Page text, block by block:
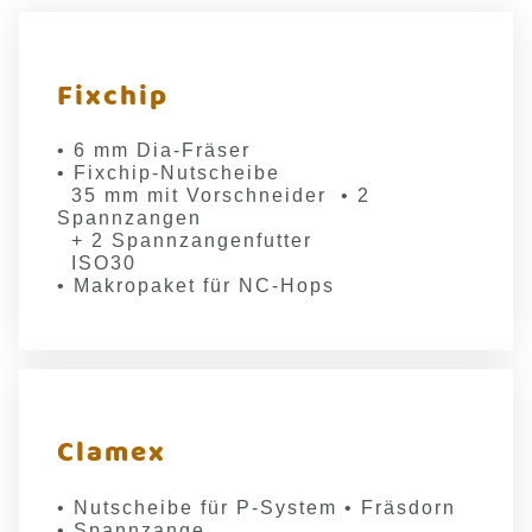
Fixchip
• 6 mm Dia-Fräser
• Fixchip-Nutscheibe
35 mm mit Vorschneider • 2
Spannzangen
+ 2 Spannzangenfutter
ISO30
• Makropaket für NC-Hops
Clamex
• Nutscheibe für P-System • Fräsdorn